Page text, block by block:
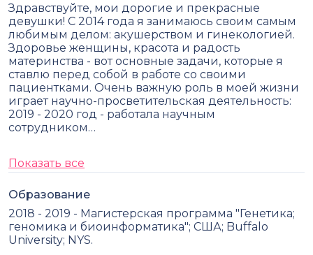
Здравствуйте, мои дорогие и прекрасные
девушки! С 2014 года я занимаюсь своим самым
любимым делом: акушерством и гинекологией.
Здоровье женщины, красота и радость
материнства - вот основные задачи, которые я
ставлю перед собой в работе со своими
пациентками. Очень важную роль в моей жизни
играет научно-просветительская деятельность:
2019 - 2020 год - работала научным
сотрудником…
Показать все
Образование
2018 - 2019 - Магистерская программа "Генетика;
геномика и биоинформатика"; США; Buffalo
University; NYS.